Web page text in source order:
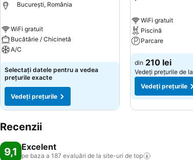
București, România
WiFi gratuit
Bucătărie / Chicinetă
A/C
Selectați datele pentru a vedea
prețurile exacte
Vedeți prețurile
WiFi gratuit
Piscină
Parcare
din 210 lei
Vedeți prețurile de la
Vedeți prețurile
Recenzii
9,1 Excelent
pe baza a 187 evaluări de la site-uri de top